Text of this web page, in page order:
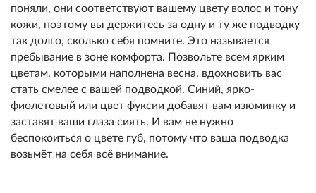
поняли, они соответствуют вашему цвету волос и тону
кожи, поэтому вы держитесь за одну и ту же подводку
так долго, сколько себя помните. Это называется
пребывание в зоне комфорта. Позвольте всем ярким
цветам, которыми наполнена весна, вдохновить вас
стать смелее с вашей подводкой. Синий, ярко-
фиолетовый или цвет фуксии добавят вам изюминку и
заставят ваши глаза сиять. И вам не нужно
беспокоиться о цвете губ, потому что ваша подводка
возьмёт на себя всё внимание.